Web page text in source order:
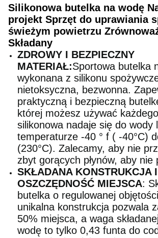
Silikonowa butelka na wodę
projekt Sprzęt do uprawiania
świeżym powietrzu
Składany
ZDROWY I BEZPIECZNY
MATERIAŁ:Sportowa butelka
wykonana z silikonu
nietoksyczna, bezwonna.
praktyczną i bezpieczną
której możesz używać
silikonowa nadaje się do wody
temperaturze -40 ° f ( -40°C)
(230°C). Zalecamy, aby nie
zbyt gorących płynów, aby nie
SKŁADANA KONSTRUKCJA I
OSZCZĘDNOŚĆ MIEJSCA:
butelka o regulowanej
unikalna konstrukcja pozwala
50% miejsca, a waga
wodę to tylko 0,43 funta do